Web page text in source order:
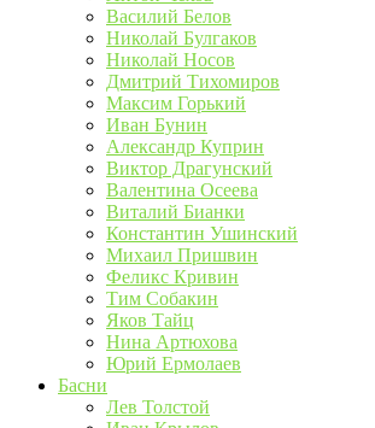
Василий Белов
Николай Булгаков
Николай Носов
Дмитрий Тихомиров
Максим Горький
Иван Бунин
Александр Куприн
Виктор Драгунский
Валентина Осеева
Виталий Бианки
Константин Ушинский
Михаил Пришвин
Феликс Кривин
Тим Собакин
Яков Тайц
Нина Артюхова
Юрий Ермолаев
Басни
Лев Толстой